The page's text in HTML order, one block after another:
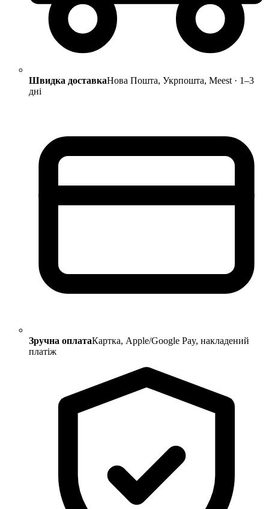
Швидка доставкаНова Пошта, Укрпошта, Meest · 1–3
дні
Зручна оплатаКартка, Apple/Google Pay, накладений
платіж